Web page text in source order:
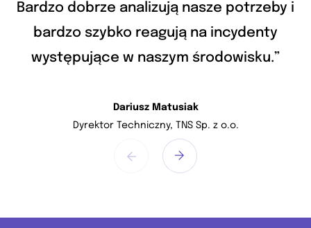
Bardzo dobrze analizują nasze potrzeby i
bardzo szybko reagują na incydenty
występujące w naszym środowisku.”
Dariusz Matusiak
Dyrektor Techniczny, TNS Sp. z o.o.